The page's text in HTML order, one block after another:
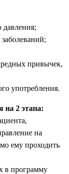
давления;
привычек,
употребления.
на 2 этапа:
на
ему проходить
в программу